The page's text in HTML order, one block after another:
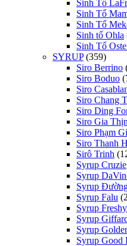
Sinh Tố
Sinh Tố
Sinh Tố
Sinh tố Ohla
Sinh Tố
SYRUP (359)
Siro Berrino
Siro Boduo
Siro
Siro Chang
Siro Ding
Siro Gia
Siro Phạm
Siro Thanh
Sirô Trinh
Syrup Cruzie
Syrup
Syrup
Syrup Falu
Syrup Freshy
Syrup
Syrup
Syrup Good